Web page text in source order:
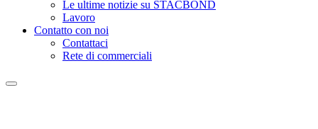
Le ultime notizie su STACBOND
Lavoro
Contatto con noi
Contattaci
Rete di commerciali